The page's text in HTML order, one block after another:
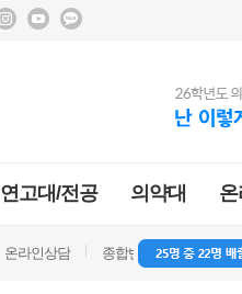
연고대/전공 의약대
온라인상담 종합반 방문상담